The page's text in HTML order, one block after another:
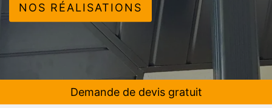
NOS RÉALISATIONS
Demande de devis gratuit